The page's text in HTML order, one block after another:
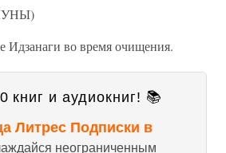
Идзанаги во время очищения.
книг и аудиокниг! 📚
Литрес Подписки в
неограниченным